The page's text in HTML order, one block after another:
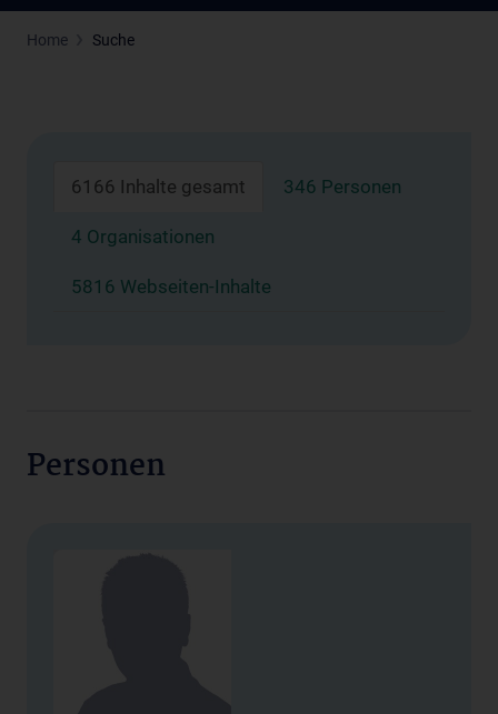
Home Suche
6166 Inhalte gesamt 346 Personen
4 Organisationen
5816 Webseiten-Inhalte
Personen